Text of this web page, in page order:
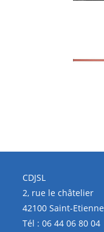
CDJSL
2, rue le châtelier
42100 Saint-Etienne
Tél :06 44 06 80 04